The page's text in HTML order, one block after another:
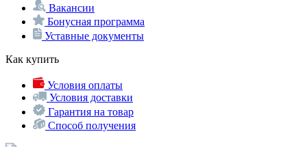
Вакансии
Бонусная программа
Уставные документы
Как купить
Условия оплаты
Условия доставки
Гарантия на товар
Способ получения